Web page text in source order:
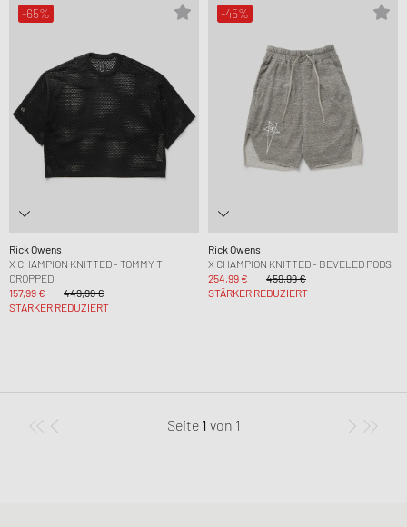
-65%
Rick Owens
X CHAMPION KNITTED - TOMMY T
CROPPED
157,99 €
449,99 €
STÄRKER REDUZIERT
-45%
Rick Owens
X CHAMPION KNITTED - BEVELED PODS
254,99 €
459,99 €
STÄRKER REDUZIERT
Seite 1 von 1